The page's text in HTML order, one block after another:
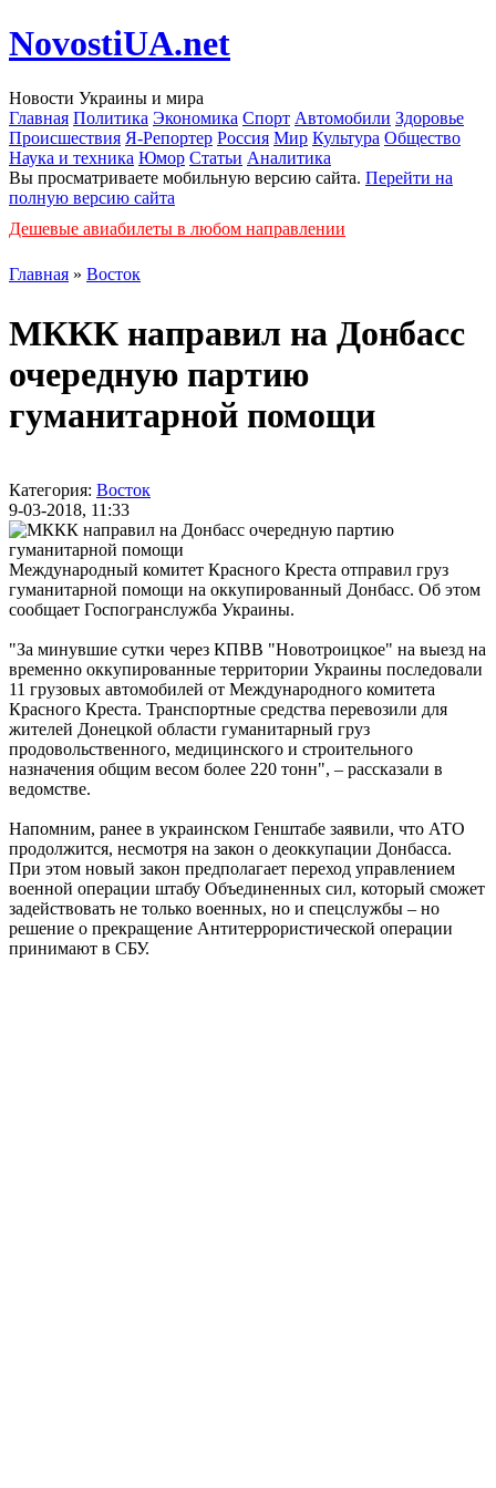
NovostiUA.net
Новости Украины и мира
Главная Политика Экономика Спорт Автомобили Здоровье
Происшествия Я-Репортер Россия Мир Культура Общество
Наука и техника Юмор Статьи Аналитика
Вы просматриваете мобильную версию сайта. Перейти на
полную версию сайта
Дешевые авиабилеты в любом направлении
Главная » Восток
МККК направил на Донбасс
очередную партию
гуманитарной помощи
Категория: Восток
9-03-2018, 11:33
Международный комитет Красного Креста отправил груз
гуманитарной помощи на оккупированный Донбасс. Об этом
сообщает Госпогранслужба Украины.
"За минувшие сутки через КПВВ "Новотроицкое" на выезд на
временно оккупированные территории Украины последовали
11 грузовых автомобилей от Международного комитета
Красного Креста. Транспортные средства перевозили для
жителей Донецкой области гуманитарный груз
продовольственного, медицинского и строительного
назначения общим весом более 220 тонн", – рассказали в
ведомстве.
Напомним, ранее в украинском Генштабе заявили, что АТО
продолжится, несмотря на закон о деоккупации Донбасса.
При этом новый закон предполагает переход управлением
военной операции штабу Объединенных сил, который сможет
задействовать не только военных, но и спецслужбы – но
решение о прекращение Антитеррористической операции
принимают в СБУ.